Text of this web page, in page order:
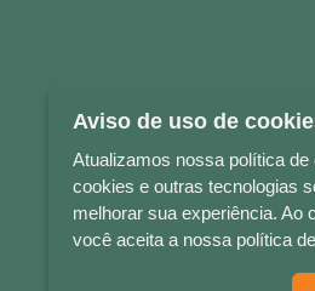
LETRAS & CIA - CNPJ n°
Aviso de uso de
Atualizamos nossa política
cookies e outras tecnologias
melhorar sua experiência. Ao
você aceita a nossa política